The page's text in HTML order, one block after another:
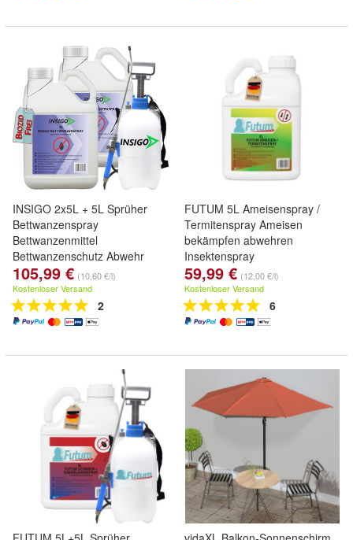
INSIGO 2x5L + 5L Sprüher
Bettwanzenspray
Bettwanzenmittel
Bettwanzenschutz Abwehr
105,99 € (10,60 €/l)
Kostenloser Versand
2
FUTUM 5L Ameisenspray /
Termitenspray Ameisen
bekämpfen abwehren
Insektenspray
59,99 € (12,00 €/l)
Kostenloser Versand
6